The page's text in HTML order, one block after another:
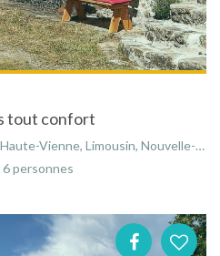
tout confort
Limousin, Nouvelle-Aquitaine, France
6 personnes